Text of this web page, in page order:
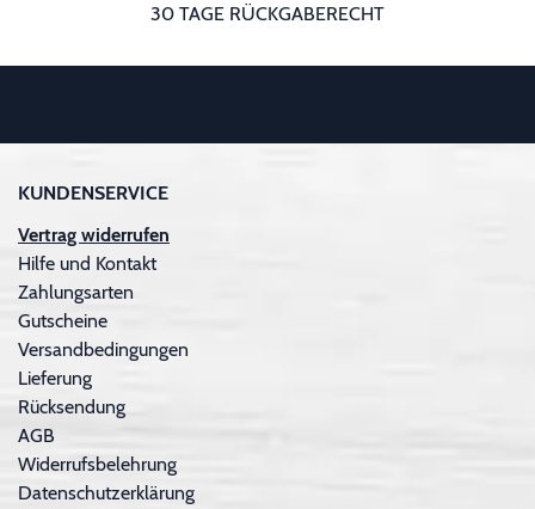
30 TAGE RÜCKGABERECHT
KUNDENSERVICE
Vertrag widerrufen
Hilfe und Kontakt
Zahlungsarten
Gutscheine
Versandbedingungen
Lieferung
Rücksendung
AGB
Widerrufsbelehrung
Datenschutzerklärung